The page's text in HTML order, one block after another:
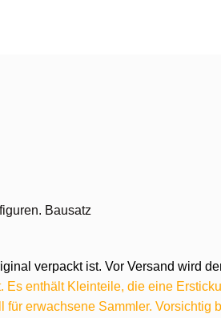
Bausatz
verpackt ist. Vor Versand wird
enthält Kleinteile, die eine
erwachsene Sammler.